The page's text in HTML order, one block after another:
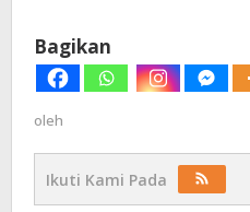
Bagikan
oleh
Ikuti Kami Pada